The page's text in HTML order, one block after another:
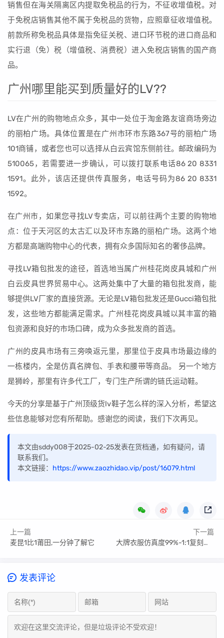
销售但在海关隔离区内提取免税品的行为，不征收增值税。对
于免税店销售其他不属于免税品的货物，应照章征收增值税。
前款所称免税品具体是指免征关税、进口环节税的进口商品和
实行退（免）税（增值税、消费税）进入免税店销售的国产商
品。
广州哪里能买到质量好的LV??
LV在广州的购物地点众多，其中一处位于淘金路友谊商场旁边
的丽柏广场。具体位置是在广州市环市东路367号的丽柏广场
101商铺，或者您也可以选择从白云宾馆东侧前往。邮政编码为
510065，若需要进一步确认，可以拨打联系电话86 20 8331
1591。此外，该店还提供传真服务，电话号码为86 20 8331
1592。
在广州市，如果您寻找LV专卖店，可以前往两个主要的购物地
点：位于天河区的太古汇以及环市东路的丽柏广场。这两个地
方都是高端购物中心的代表，拥有众多国际知名的奢侈品牌。
寻找LV箱包批发的途径，首选地当属广州桂花岗皮具城和广州
白云皮具世界贸易中心。这两处集中了大量的箱包批发商，能
够提供LV厂家的直接货源。无论是LV箱包批发还是Gucci箱包批
发，这些地方都能满足需求。广州桂花岗皮具城以其丰富的箱
包资源和良好的市场口碑，成为众多批发商的首选。
广州的皮具市场有三旁唤返元里，那里位于皮具市场最边缘的
一栋楼内，全是仿真名牌包、手表和腰带等商品。 另一个地方
是狮岭，那里有许多代工厂，专门生产所谓的链氏运动鞋。
今天的分享是基于广州顶级货lv鞋子怎么样的深入分析，希望这
些信息能够对您有所帮助。感谢您的阅读，我们下次再见。
本文由sddy008于2025-02-25发表在货档通，如有疑问，请
联系我们。
本文链接： https://www.zaozhidao.vip/post/16079.html
上一篇
麦昆1比1莆田,一分钟了解它
下一篇
大牌衣服仿真度99%-1:1复刻各版本揭秘
发表评论